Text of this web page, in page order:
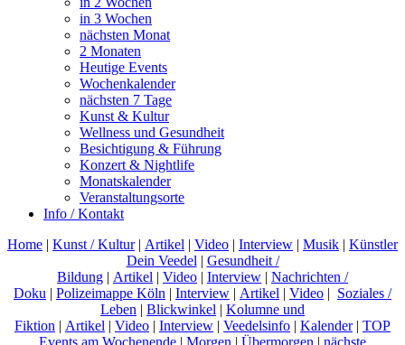
in 3 Wochen
nächsten Monat
2 Monaten
Heutige Events
Wochenkalender
nächsten 7 Tage
Kunst & Kultur
Wellness und Gesundheit
Besichtigung & Führung
Konzert & Nightlife
Monatskalender
Veranstaltungsorte
Info / Kontakt
Home | Kunst / Kultur| Artikel | Video | Interview | Musik | Künstler
Dein Veedel | Gesundheit /
Bildung | Artikel | Video | Interview | Nachrichten /
Doku | Polizeimappe Köln | Interview | Artikel | Video | Soziales /
Leben | Blickwinkel | Kolumne und
Fiktion | Artikel | Video | Interview | Veedelsinfo | Kalender| TOP
Events am Wochenende | Morgen | Übermorgen | nächste